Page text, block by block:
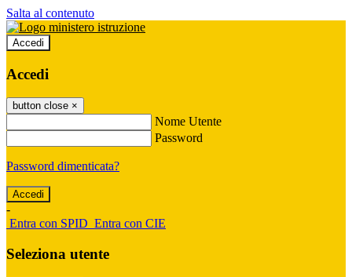
Salta al contenuto
Accedi
Accedi
button close ×
Nome Utente
Password
Password dimenticata?
-
Entra con SPID Entra con CIE
Seleziona utente